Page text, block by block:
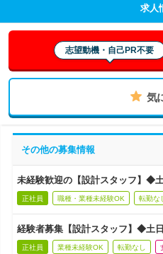
求人
志望動機・自己PR不要
気
その他の募集情報
未経験歓迎の【設計スタッフ】◆
正社員 職種・業種未経験OK 転勤な
経験者募集【設計スタッフ】◆土
正社員 業種未経験OK 転勤なし